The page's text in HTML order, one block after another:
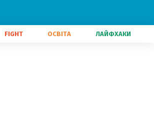
FIGHT ОСВІТА ЛАЙФХАКИ